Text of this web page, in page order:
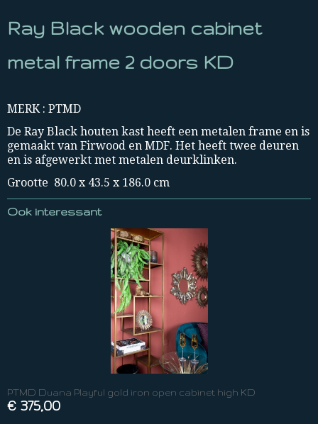
Ray Black wooden cabinet
metal frame 2 doors KD
MERK : PTMD
De Ray Black houten kast heeft een metalen frame en is
gemaakt van Firwood en MDF. Het heeft twee deuren
en is afgewerkt met metalen deurklinken.
Grootte 80.0 x 43.5 x 186.0 cm
Ook interessant
PTMD Duana Playful gold iron open cabinet high KD
€ 375,00